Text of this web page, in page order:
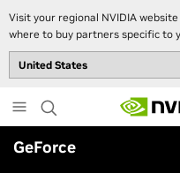
Visit your regional NVIDIA
where to buy partners specific to
to
main
content
GeForce